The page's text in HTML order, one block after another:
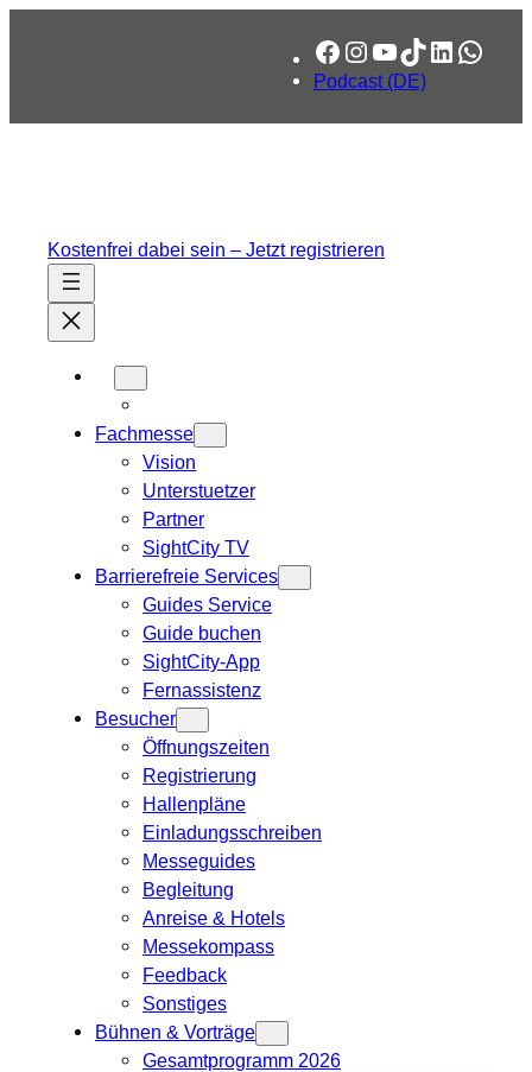
Facebook
Instagram
YouTube
TikTok
LinkedIn
Podcast (DE)
Kostenfrei dabei sein – Jetzt registrieren
Fachmesse
Vision
Unterstuetzer
Partner
SightCity TV
Barrierefreie Services
Guides Service
Guide buchen
SightCity-App
Fernassistenz
Besucher
Öffnungszeiten
Registrierung
Hallenpläne
Einladungsschreiben
Messeguides
Begleitung
Anreise & Hotels
Messekompass
Feedback
Sonstiges
Bühnen & Vorträge
Gesamtprogramm 2026